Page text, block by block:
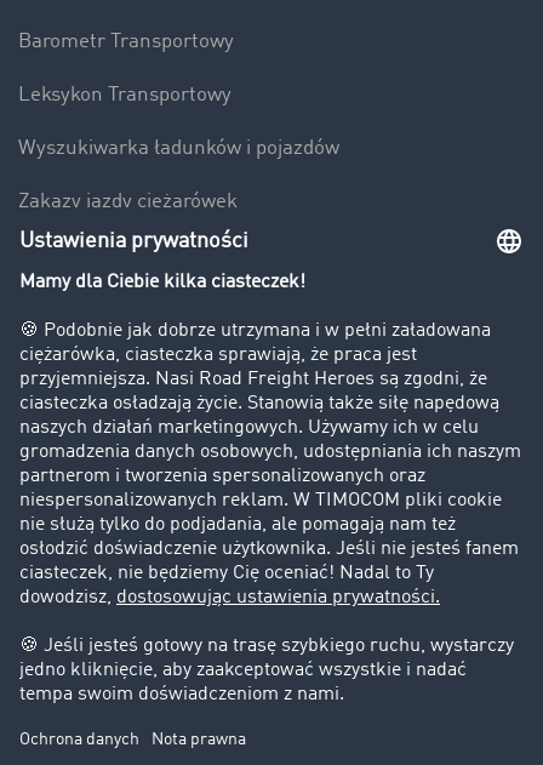
Barometr Transportowy
Leksykon Transportowy
Wyszukiwarka ładunków i pojazdów
Zakazy jazdy ciężarówek
Bezpieczeństwo
Firma
Historie sukcesu
Klienci pozyskują nowych klientów
Informacje prawne
Impressum
OWU
Ochrona danych
Ustawienia plików cookies